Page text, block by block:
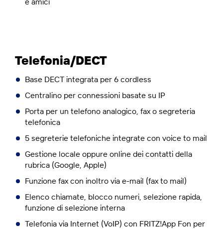
Telefonia/DECT
Base DECT integrata per 6 cordless
Centralino per connessioni basate su IP
Porta per un telefono analogico, fax o segreteria
telefonica
5 segreterie telefoniche integrate con voice to mail
Gestione locale oppure online dei contatti della
rubrica (Google, Apple)
Funzione fax con inoltro via e-mail (fax to mail)
Elenco chiamate, blocco numeri, selezione rapida,
funzione di selezione interna
Telefonia via Internet (VoIP) con FRITZ!App Fon per